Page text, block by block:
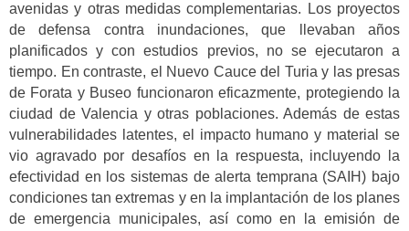
avenidas y otras medidas complementarias. Los proyectos
de defensa contra inundaciones, que llevaban años
planificados y con estudios previos, no se ejecutaron a
tiempo. En contraste, el Nuevo Cauce del Turia y las presas
de Forata y Buseo funcionaron eficazmente, protegiendo la
ciudad de Valencia y otras poblaciones. Además de estas
vulnerabilidades latentes, el impacto humano y material se
vio agravado por desafíos en la respuesta, incluyendo la
efectividad en los sistemas de alerta temprana (SAIH) bajo
condiciones tan extremas y en la implantación de los planes
de emergencia municipales, así como en la emisión de